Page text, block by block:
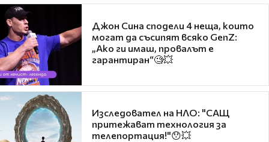
Джон Сина сподели 4 неща, които
могат да съсипят всяко GenZ:
„Ако ги имаш, провалът е
гарантиран“🧐💥
Изследовател на НЛО: "САЩ
притежават технология за
телепортация!"😯💥